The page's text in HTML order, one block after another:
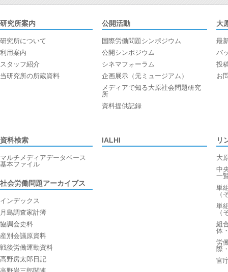
研究所案内
研究所について
利用案内
スタッフ紹介
当研究所の所蔵資料
公開活動
国際労働問題シンポジウム
公開シンポジウム
シネマフォーラム
企画展示（元ミュージアム）
メディアで知る大原社会問題研究
所
資料提供記録
大
最
バ
投
お
資料検索
マルチメディアデータベース
基本ファイル
社会労働問題アーカイブス
インデックス
月島調査家計簿
協調会史料
産別会議原資料
戦後労働運動資料
高野房太郎日記
IALHI リ
大
中
一
単
（
単
（
組
体
労
際
官